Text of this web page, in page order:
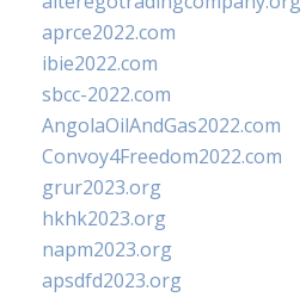
aprce2022.com
ibie2022.com
sbcc-2022.com
AngolaOilAndGas2022.com
Convoy4Freedom2022.com
grur2023.org
hkhk2023.org
napm2023.org
apsdfd2023.org